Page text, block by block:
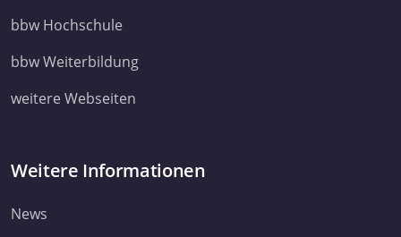
bbw Hochschule
bbw Weiterbildung
weitere Webseiten
Weitere Informationen
News